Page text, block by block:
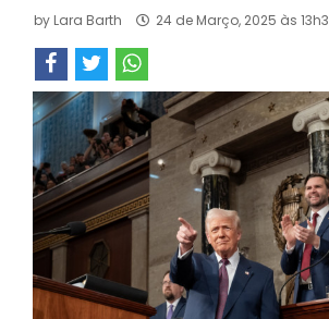
by Lara Barth 24 de Março, 2025 às